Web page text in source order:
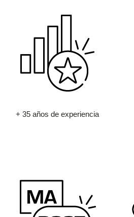
+ 35 años de experiencia